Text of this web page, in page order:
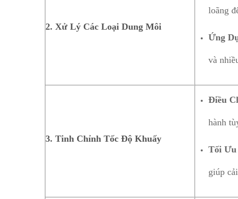
2. Xử Lý Các Loại Dung Môi
loãng
Ứng
và
3. Tinh Chỉnh Tốc Độ Khuấy
Điều
hành
Tối
giúp